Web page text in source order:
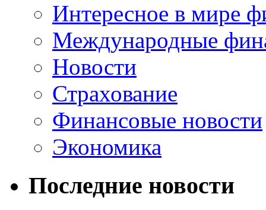
Интересное в мире
Международные
Новости
Страхование
Финансовые новости
Экономика
Последние новости